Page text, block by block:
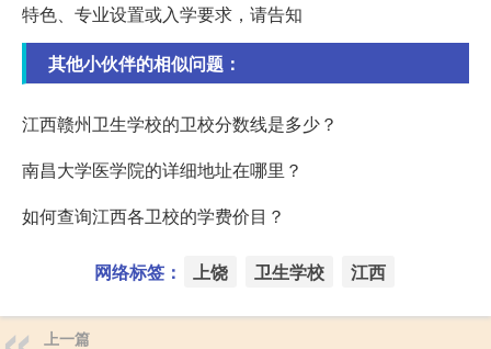
特色、专业设置或入学要求，请告知
其他小伙伴的相似问题：
江西赣州卫生学校的卫校分数线是多少？
南昌大学医学院的详细地址在哪里？
如何查询江西各卫校的学费价目？
网络标签： 上饶 卫生学校 江西
上一篇